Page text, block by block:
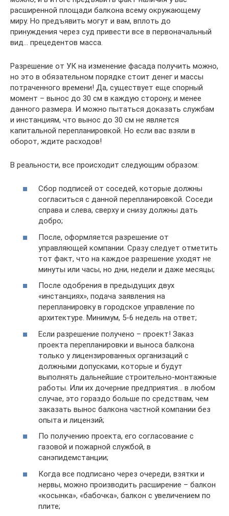
расширенной площади балкона всему окружающему
миру. Но предъявить могут и вам, вплоть до
принуждения через суд привести все в первоначальный
вид… прецедентов масса.
Разрешение от УК на изменение фасада получить можно,
но это в обязательном порядке стоит денег и массы
потраченного времени! Да, существует еще спорный
момент – вынос до 30 см в каждую сторону, и менее
данного размера. И можно пытаться доказать службам
и инстанциям, что вынос до 30 см не является
капитальной перепланировкой. Но если вас взяли в
оборот, ждите расходов!
В реальности, все происходит следующим образом:
Сбор подписей от соседей, которые должны
согласиться с данной перепланировкой. Соседи
справа и слева, сверху и снизу должны дать
добро;
После, оформляется разрешение от
управляющей компании. Сразу следует отметить
тот факт, что на каждое разрешение уходят не
минуты или часы, но дни, недели и даже месяцы;
После одобрения в предыдущих двух
«инстанциях», подача заявления на
перепланировку в городское управление по
архитектуре. Минимум, 5-6 недель на ответ;
Если разрешение получено – проект! Заказ
проекта перепланировки и выноса балкона
только у лицензированных организаций с
должными допусками, которые и будут
выполнять дальнейшие строительно-монтажные
работы. Или их дочерние предприятия… в любом
случае, это гораздо больше по средствам, чем
заказать вынос балкона частной компании без
опыта и лицензий;
По получению проекта, его согласование с
газовой и пожарной службой, в
санэпидемстанции;
Когда все подписано через очереди, взятки и
нервы, можно производить расширение – балкон
«косынка», «бабочка», балкон с увеличением по
плите;